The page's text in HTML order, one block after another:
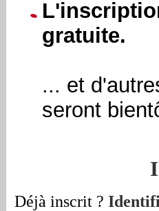
gratuite.
... et
seront
Déjà inscrit ?